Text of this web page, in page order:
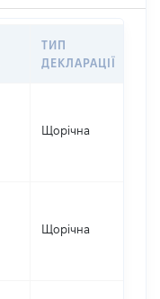
ТИП
ДЕКЛАРАЦІЇ
Щорічна
Щорічна